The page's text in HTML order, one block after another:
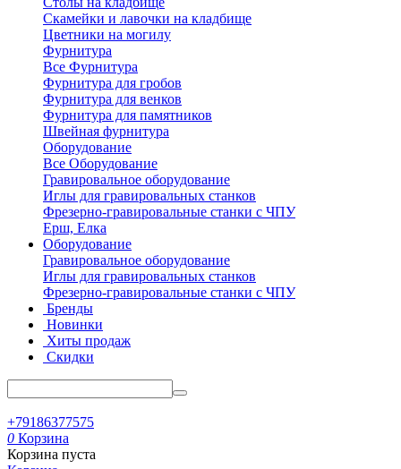
Скамейки и лавочки на кладбище
Цветники на могилу
Фурнитура
Все Фурнитура
Фурнитура для гробов
Фурнитура для венков
Фурнитура для памятников
Швейная фурнитура
Оборудование
Все Оборудование
Гравировальное оборудование
Иглы для гравировальных станков
Фрезерно-гравировальные станки с ЧПУ
Ерш, Елка
Оборудование
Гравировальное оборудование
Иглы для гравировальных станков
Фрезерно-гравировальные станки с ЧПУ
Бренды
Новинки
Хиты продаж
Скидки
+79186377575
0 Корзина
Корзина пуста